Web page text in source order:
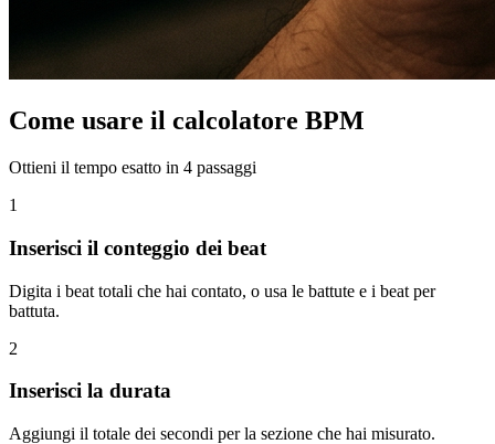
Come usare il calcolatore BPM
Ottieni il tempo esatto in 4 passaggi
1
Inserisci il conteggio dei beat
Digita i beat totali che hai contato, o usa le battute e i beat per
battuta.
2
Inserisci la durata
Aggiungi il totale dei secondi per la sezione che hai misurato.